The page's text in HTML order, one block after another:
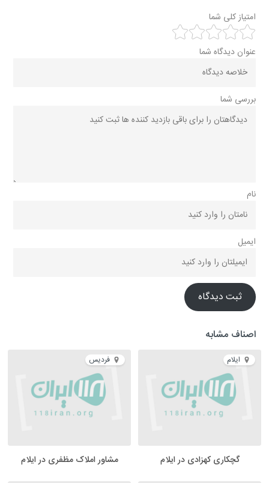
امتیاز کلی شما
عنوان دیدگاه شما
بررسی شما
نام
ایمیل
ثبت دیدگاه
اصناف مشابه
ایلام
گچکاری کهزادی در ایلام
فردیس
مشاور املاک مظفری در ایلام